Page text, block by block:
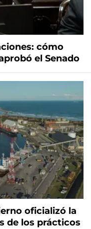
cómo
el Senado
oficializó la
de los prácticos